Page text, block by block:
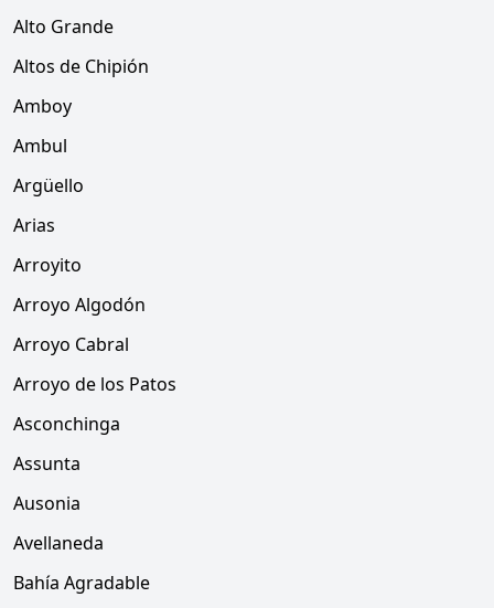
Alto Grande
Altos de Chipión
Amboy
Ambul
Argüello
Arias
Arroyito
Arroyo Algodón
Arroyo Cabral
Arroyo de los Patos
Asconchinga
Assunta
Ausonia
Avellaneda
Bahía Agradable